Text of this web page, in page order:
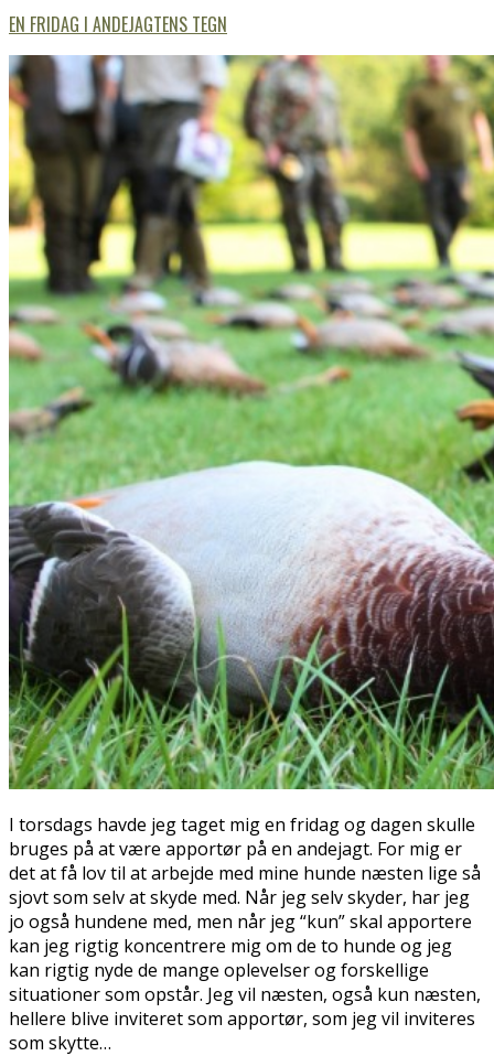
EN FRIDAG I ANDEJAGTENS TEGN
I torsdags havde jeg taget mig en fridag og dagen skulle
bruges på at være apportør på en andejagt. For mig er
det at få lov til at arbejde med mine hunde næsten lige så
sjovt som selv at skyde med. Når jeg selv skyder, har jeg
jo også hundene med, men når jeg “kun” skal apportere
kan jeg rigtig koncentrere mig om de to hunde og jeg
kan rigtig nyde de mange oplevelser og forskellige
situationer som opstår. Jeg vil næsten, også kun næsten,
hellere blive inviteret som apportør, som jeg vil inviteres
som skytte…